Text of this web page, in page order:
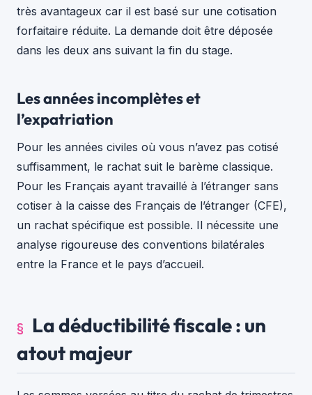
très avantageux car il est basé sur une cotisation
forfaitaire réduite. La demande doit être déposée
dans les deux ans suivant la fin du stage.
Les années incomplètes et
l’expatriation
Pour les années civiles où vous n’avez pas cotisé
suffisamment, le rachat suit le barème classique.
Pour les Français ayant travaillé à l’étranger sans
cotiser à la caisse des Français de l’étranger (CFE),
un rachat spécifique est possible. Il nécessite une
analyse rigoureuse des conventions bilatérales
entre la France et le pays d’accueil.
La déductibilité fiscale : un
atout majeur